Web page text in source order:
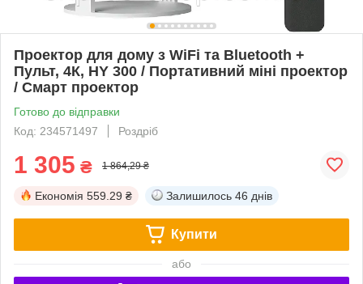
Проектор для дому з WiFi та Bluetooth +
Пульт, 4К, HY 300 / Портативний міні проектор
/ Смарт проектор
Готово до відправки
Код: 234571497
Роздріб
1 305 ₴ 1 864,29 ₴
Економія 559.29 ₴ Залишилось 46 днів
Купити
або